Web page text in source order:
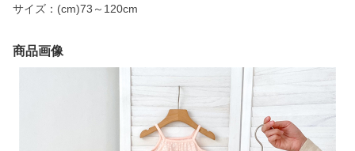
サイズ：(cm)73～120cm
商品画像